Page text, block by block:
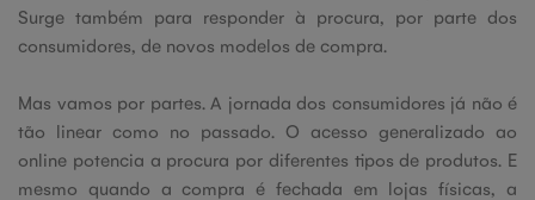
Surge também para responder à procura, por parte dos
consumidores, de novos modelos de compra.
Mas vamos por partes. A jornada dos consumidores já não é
tão linear como no passado. O acesso generalizado ao
online potencia a procura por diferentes tipos de produtos. E
mesmo quando a compra é fechada em lojas físicas, a